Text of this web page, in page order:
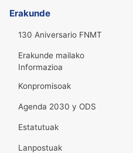
Erakunde
130 Aniversario FNMT
Erakunde mailako
Informazioa
Konpromisoak
Agenda 2030 y ODS
Estatutuak
Lanpostuak